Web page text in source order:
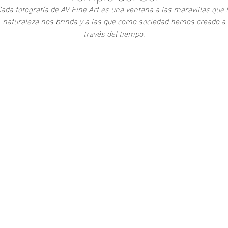
fotografía de AV Fine Art es una ventana a las maravillas que
naturaleza nos brinda y a las que como sociedad hemos creado a
través del tiempo.